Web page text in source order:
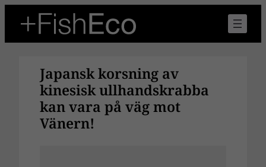
innehåll
Japansk korsning av
kinesisk ullhandskrabba
kan vara på väg mot
Vänern!